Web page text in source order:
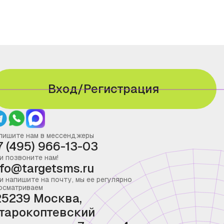
Вход/Регистрация
нам в мессенджеры
(495) 966-13-03
позвоните нам!
напишите на почту, мы ее регулярно
Москва,